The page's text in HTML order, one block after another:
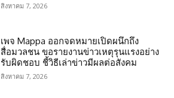
สิงหาคม 7, 2026
เพจ Mappa ออกจดหมายเปิดผนึกถึง
สื่อมวลชน ขอรายงานข่าวเหตุรุนแรงอย่าง
รับผิดชอบ ชี้วิธีเล่าข่าวมีผลต่อสังคม
สิงหาคม 7, 2026